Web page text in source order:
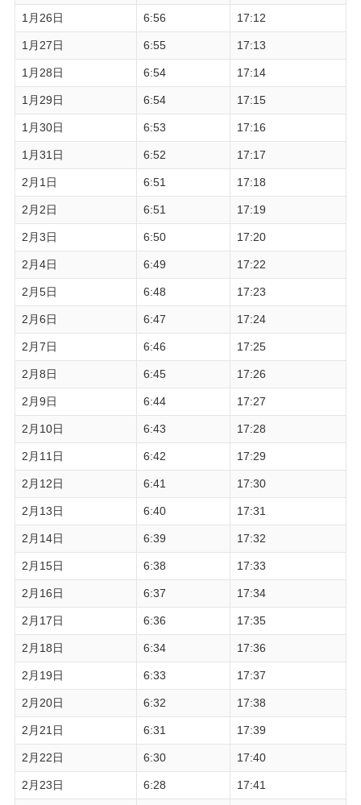
1月26日 6:56 17:12
1月27日 6:55 17:13
1月28日 6:54 17:14
1月29日 6:54 17:15
1月30日 6:53 17:16
1月31日 6:52 17:17
2月1日 6:51 17:18
2月2日 6:51 17:19
2月3日 6:50 17:20
2月4日 6:49 17:22
2月5日 6:48 17:23
2月6日 6:47 17:24
2月7日 6:46 17:25
2月8日 6:45 17:26
2月9日 6:44 17:27
2月10日 6:43 17:28
2月11日 6:42 17:29
2月12日 6:41 17:30
2月13日 6:40 17:31
2月14日 6:39 17:32
2月15日 6:38 17:33
2月16日 6:37 17:34
2月17日 6:36 17:35
2月18日 6:34 17:36
2月19日 6:33 17:37
2月20日 6:32 17:38
2月21日 6:31 17:39
2月22日 6:30 17:40
2月23日 6:28 17:41